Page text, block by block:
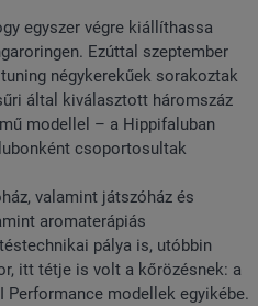
egyszer végre kiállíthassa
Ezúttal szeptember
négykerekűek sorakoztak
által kiválasztott háromszáz
modellel – a Hippifaluban
csoportosultak
valamint játszóház és
aromaterápiás
pálya is, utóbbin
itt tétje is volt a kőrözésnek: a
modellek egyikébe.